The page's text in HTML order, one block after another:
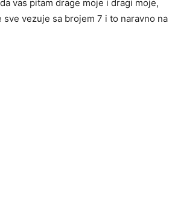
vas pitam drage moje i dragi moje,
sve vezuje sa brojem 7 i to naravno na